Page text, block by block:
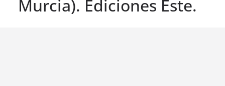
Murcia). Ediciones Este.